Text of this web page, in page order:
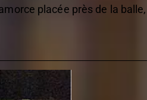
placée près de la balle,